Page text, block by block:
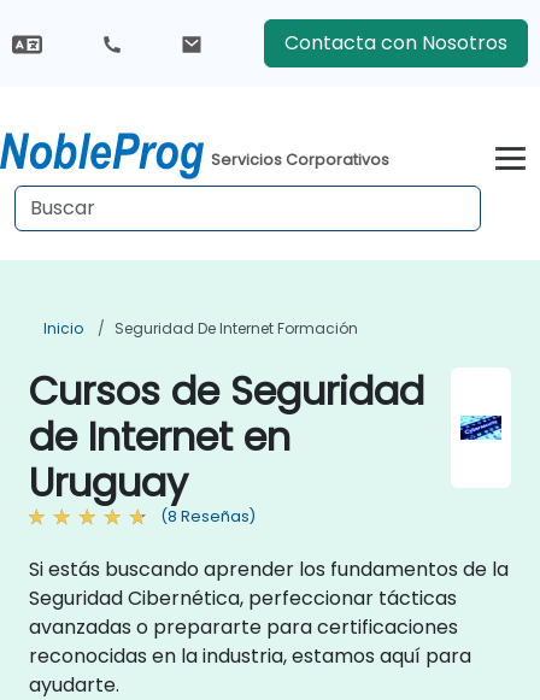
Contacta con Nosotros
Servicios Corporativos
Inicio Seguridad De Internet Formación
Cursos de Seguridad
de Internet en
Uruguay
(8 Reseñas)
Si estás buscando aprender los fundamentos de la
Seguridad Cibernética, perfeccionar tácticas
avanzadas o prepararte para certificaciones
reconocidas en la industria, estamos aquí para
ayudarte.